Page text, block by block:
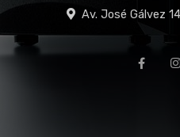
Av. José Gálvez